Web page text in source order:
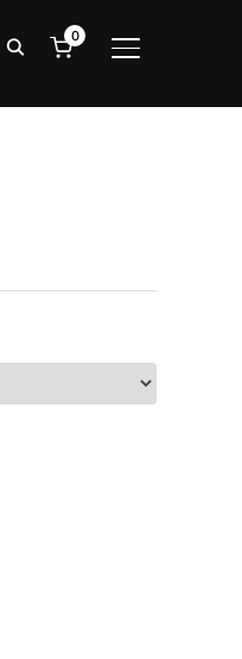
BASCULER
0